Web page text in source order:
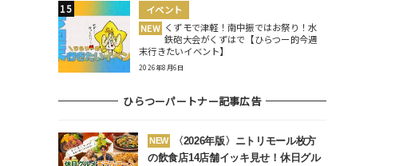
イベント
NEW くずモで津軽！南中振ではお祭り！水
鉄砲大会がくずはで【ひらつー的今週
末行きたいイベント】
2026年8月6日
ひらつーパートナー記事広告
NEW
〈2026年版〉ニトリモール枚方
の飲食店14店舗イッキ見せ！休日グル